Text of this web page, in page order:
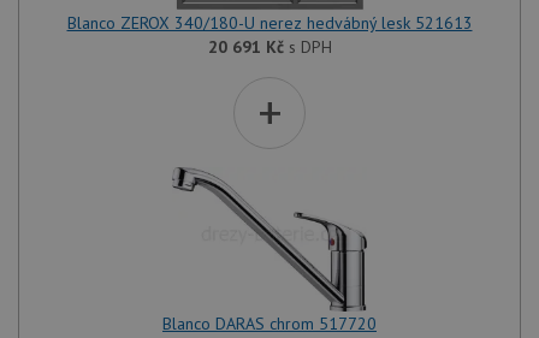
Blanco ZEROX 340/180-U nerez hedvábný lesk 521613
20 691 Kčs DPH
+
Blanco DARAS chrom 517720